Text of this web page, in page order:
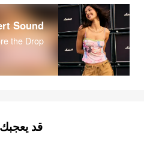
Sound
the Drop
قد